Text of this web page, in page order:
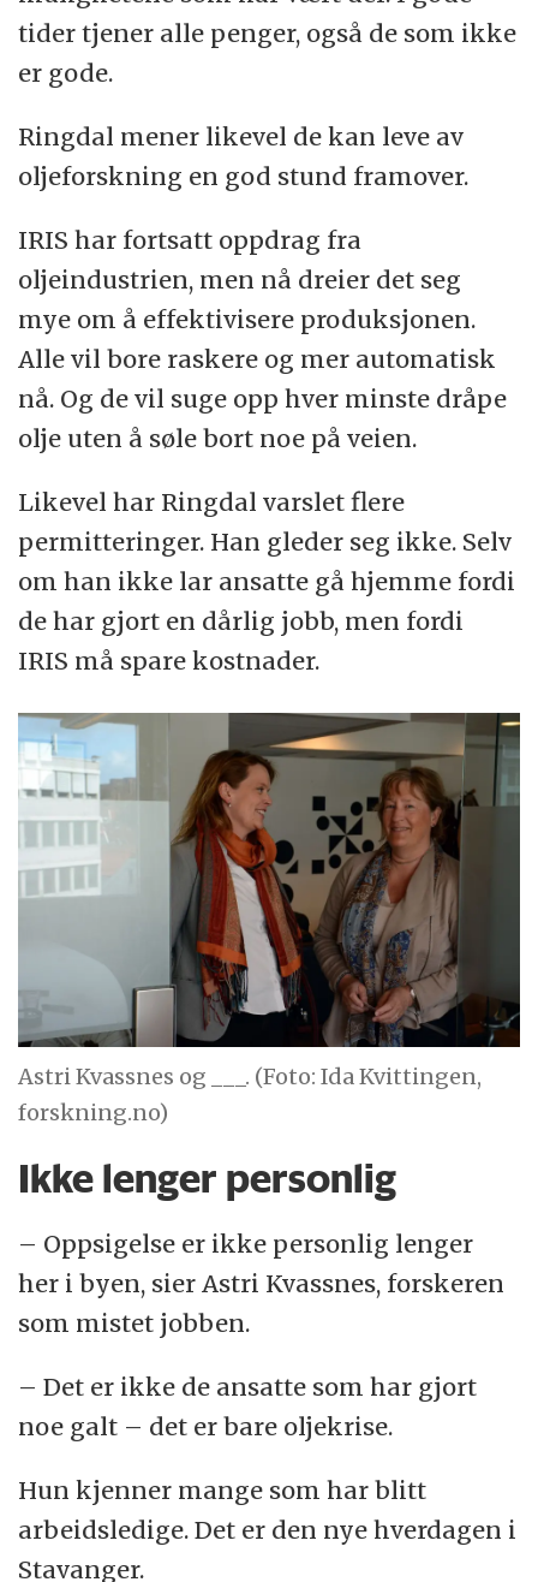
tider tjener alle penger, også de som ikke
er gode.
Ringdal mener likevel de kan leve av
oljeforskning en god stund framover.
IRIS har fortsatt oppdrag fra
oljeindustrien, men nå dreier det seg
mye om å effektivisere produksjonen.
Alle vil bore raskere og mer automatisk
nå. Og de vil suge opp hver minste dråpe
olje uten å søle bort noe på veien.
Likevel har Ringdal varslet flere
permitteringer. Han gleder seg ikke. Selv
om han ikke lar ansatte gå hjemme fordi
de har gjort en dårlig jobb, men fordi
IRIS må spare kostnader.
Astri Kvassnes og ___. (Foto: Ida Kvittingen,
forskning.no)
Ikke lenger personlig
– Oppsigelse er ikke personlig lenger
her i byen, sier Astri Kvassnes, forskeren
som mistet jobben.
– Det er ikke de ansatte som har gjort
noe galt – det er bare oljekrise.
Hun kjenner mange som har blitt
arbeidsledige. Det er den nye hverdagen i
Stavanger.